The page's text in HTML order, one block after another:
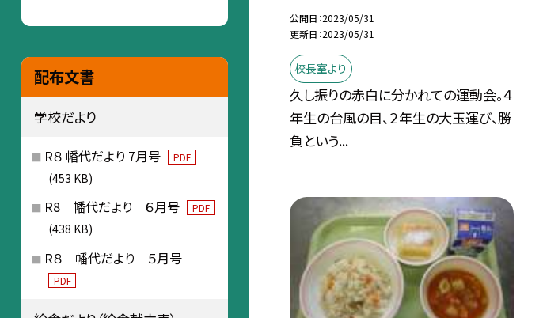
公開日 2023/05/31
更新日 2023/05/31
校長室より
久し振りの赤白に分かれての運動会。４
年生の台風の目、２年生の大玉運び、勝
負という...
配布文書
学校だより
R８ 幡代だより 7月号 PDF
(453 KB)
R8 幡代だより ６月号 PDF
(438 KB)
R８ 幡代だより ５月号
PDF